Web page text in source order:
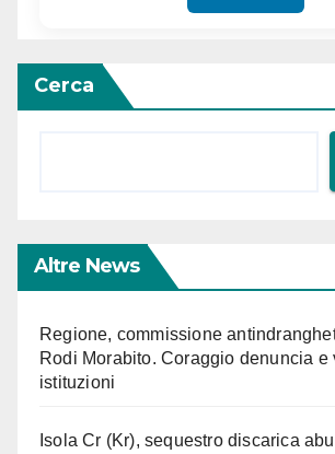
Cerca
Altre News
Regione, commissione
Rodi Morabito. Coraggio denuncia e
istituzioni
Isola Cr (Kr), sequestro discarica